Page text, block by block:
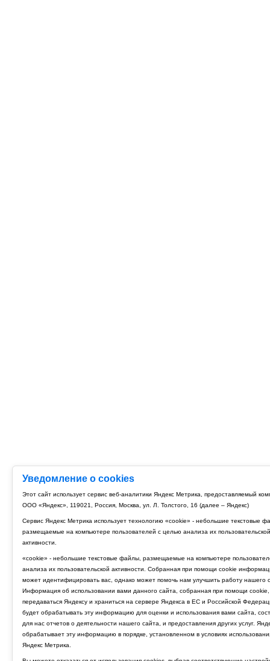
Уведомление о cookies
Этот сайт использует сервис веб-аналитики Яндекс Метрика, предоставляемый
ООО «Яндекс», 119021, Россия, Москва, ул. Л. Толстого, 16 (далее – Яндекс)
Сервис Яндекс Метрика использует технологию «cookie» - небольшие текстовые
размещаемые на компьютере пользователей с целью анализа их пользовательской
активности.
«cookie» - небольшие текстовые файлы, размещаемые на компьютере
анализа их пользовательской активности. Собранная при помощи cookie
может идентифицировать вас, однако может помочь нам улучшить работу нашего
Информация об использовании вами данного сайта, собранная при помощи cookie,
передаваться Яндексу и храниться на сервере Яндекса в ЕС и Российской
будет обрабатывать эту информацию для оценки и использования вами сайта,
для нас отчетов о деятельности нашего сайта, и предоставления других услуг.
обрабатывает эту информацию в порядке, установленном в условиях
Яндекс Метрика.